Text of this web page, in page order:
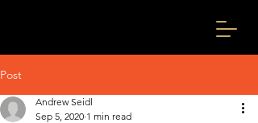
Post
Andrew Seidl
Sep 5, 2020 1 min read